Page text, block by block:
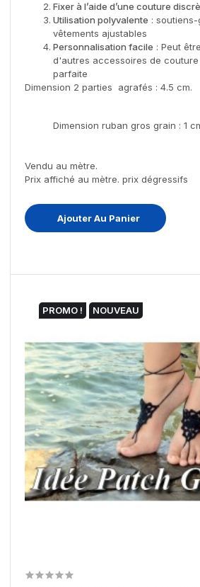
Fixer à l’aide d’une couture
Utilisation polyvalente :
vêtements ajustables
Personnalisation facile : Peut
d'autres accessoires de
parfaite
Dimension 2 parties agrafés : 4.5 cm.
Dimension ruban gros grain : 1
Vendu au mètre.
Prix affiché au mètre. prix dégressifs
Ajouter Au Panier
PROMO ! NOUVEAU